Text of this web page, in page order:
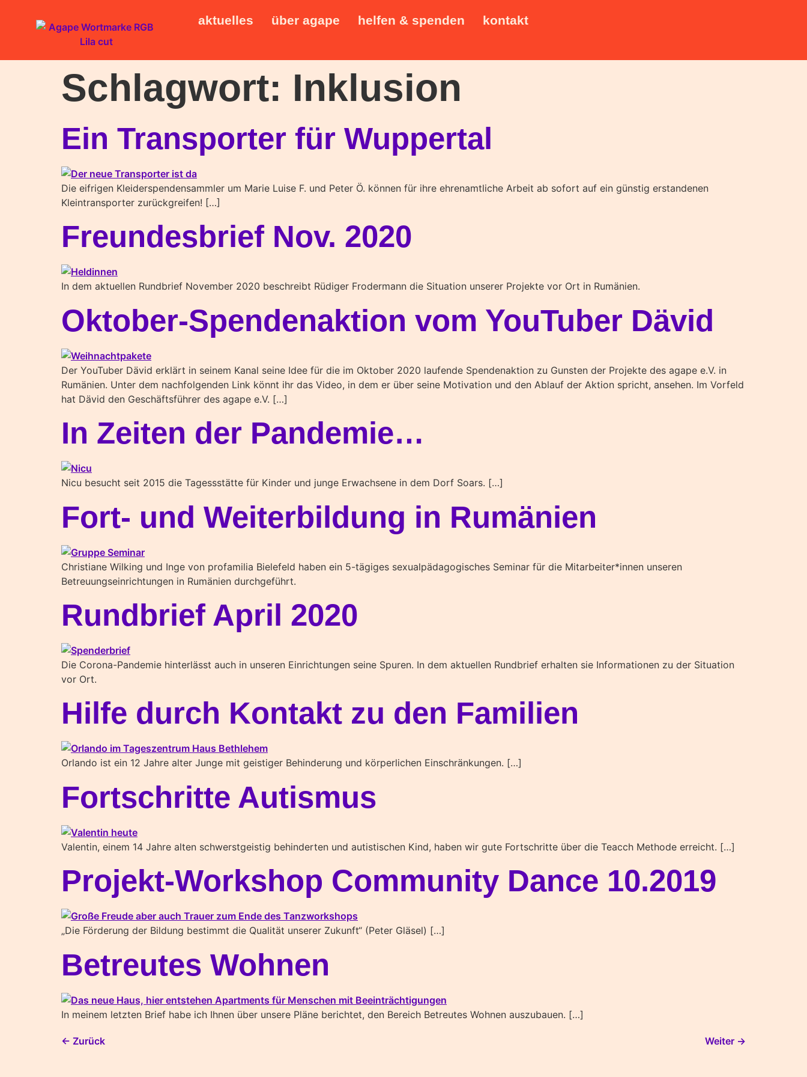
aktuelles über agape helfen & spenden kontakt
Schlagwort: Inklusion
Ein Transporter für Wuppertal
Die eifrigen Kleiderspendensammler um Marie Luise F. und Peter Ö. können für ihre ehrenamtliche Arbeit ab sofort auf ein günstig erstandenen
Kleintransporter zurückgreifen! […]
Freundesbrief Nov. 2020
In dem aktuellen Rundbrief November 2020 beschreibt Rüdiger Frodermann die Situation unserer Projekte vor Ort in Rumänien.
Oktober-Spendenaktion vom YouTuber Dävid
Der YouTuber Dävid erklärt in seinem Kanal seine Idee für die im Oktober 2020 laufende Spendenaktion zu Gunsten der Projekte des agape e.V. in
Rumänien. Unter dem nachfolgenden Link könnt ihr das Video, in dem er über seine Motivation und den Ablauf der Aktion spricht, ansehen. Im Vorfeld
hat Dävid den Geschäftsführer des agape e.V. […]
In Zeiten der Pandemie…
Nicu besucht seit 2015 die Tagessstätte für Kinder und junge Erwachsene in dem Dorf Soars. […]
Fort- und Weiterbildung in Rumänien
Christiane Wilking und Inge von profamilia Bielefeld haben ein 5-tägiges sexualpädagogisches Seminar für die Mitarbeiter*innen unseren
Betreuungseinrichtungen in Rumänien durchgeführt.
Rundbrief April 2020
Die Corona-Pandemie hinterlässt auch in unseren Einrichtungen seine Spuren. In dem aktuellen Rundbrief erhalten sie Informationen zu der Situation
vor Ort.
Hilfe durch Kontakt zu den Familien
Orlando ist ein 12 Jahre alter Junge mit geistiger Behinderung und körperlichen Einschränkungen. […]
Fortschritte Autismus
Valentin, einem 14 Jahre alten schwerstgeistig behinderten und autistischen Kind, haben wir gute Fortschritte über die Teacch Methode erreicht. […]
Projekt-Workshop Community Dance 10.2019
„Die Förderung der Bildung bestimmt die Qualität unserer Zukunft“ (Peter Gläsel) […]
Betreutes Wohnen
In meinem letzten Brief habe ich Ihnen über unsere Pläne berichtet, den Bereich Betreutes Wohnen auszubauen. […]
← Zurück Weiter →